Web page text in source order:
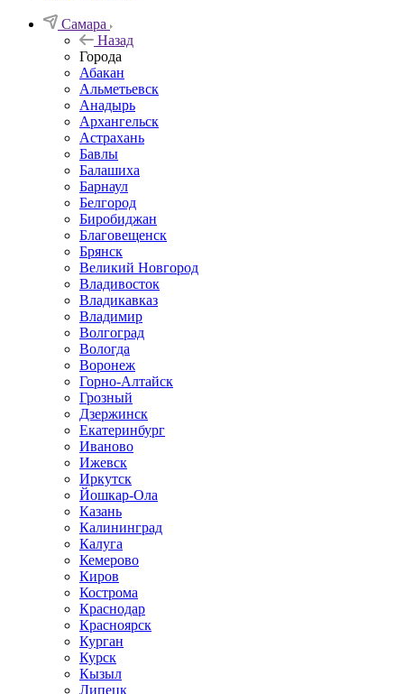
Самара
Назад
Города
Абакан
Альметьевск
Анадырь
Архангельск
Астрахань
Бавлы
Балашиха
Барнаул
Белгород
Биробиджан
Благовещенск
Брянск
Великий Новгород
Владивосток
Владикавказ
Владимир
Волгоград
Вологда
Воронеж
Горно-Алтайск
Грозный
Дзержинск
Екатеринбург
Иваново
Ижевск
Иркутск
Йошкар-Ола
Казань
Калининград
Калуга
Кемерово
Киров
Кострома
Краснодар
Красноярск
Курган
Курск
Кызыл
Липецк